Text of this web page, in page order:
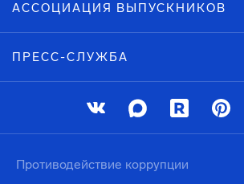
АССОЦИАЦИЯ ВЫПУСКНИКОВ
ПРЕСС-СЛУЖБА
Противодействие коррупции